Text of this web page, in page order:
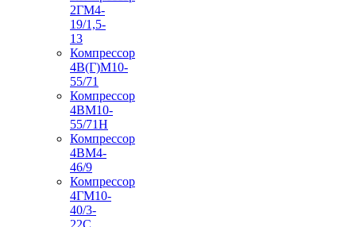
2ГМ4-
19/1,5-
13
Компрессор
4В(Г)М10-
55/71
Компрессор
4ВМ10-
55/71Н
Компрессор
4ВМ4-
46/9
Компрессор
4ГМ10-
40/3-
22С